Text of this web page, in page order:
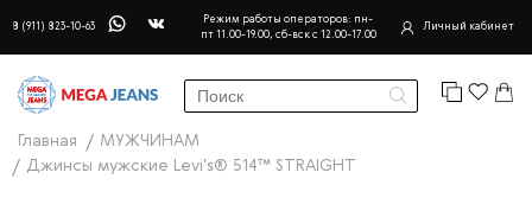
8 (911) 823-10-63
Режим работы операторов: пн-
пт 11.00-19.00, сб-вск с 12.00-17.00
Личный кабинет
Главная
МУЖЧИНАМ
Джинсы мужские Levi's® 514™ STRAIGHT